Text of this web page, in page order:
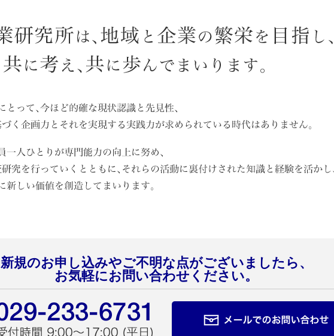
新規のお申し込みやご不明な点がございましたら、
お気軽にお問い合わせください。